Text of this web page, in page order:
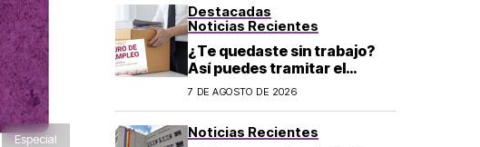
Especial
Destacadas
Noticias Recientes
¿Te quedaste sin trabajo?
Así puedes tramitar el
Seguro de Desempleo CDMX
7 DE AGOSTO DE 2026
Noticias Recientes